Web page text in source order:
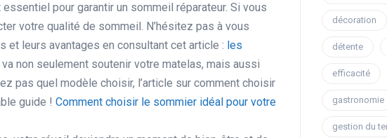
pour garantir un sommeil réparateur. Si vous
votre qualité de sommeil. N’hésitez pas à vous
leurs avantages en consultant cet article : les
non seulement soutenir votre matelas, mais aussi
pas quel modèle choisir, l’article sur comment choisir
guide ! Comment choisir le sommier idéal pour votre
décoration
détente
efficacité
gastronomie
gestion du